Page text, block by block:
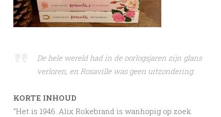
De hele wereld had in de oorlogsjaren zijn glans
verloren, en Rosaville was geen uitzondering.
KORTE INHOUD
“Het is 1946. Alix Rokebrand is wanhopig op zoek